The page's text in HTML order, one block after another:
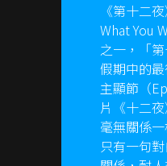
《第十二
What You
之一，「
假期中的
主顯節（
片《十二
毫無關係
只有一句